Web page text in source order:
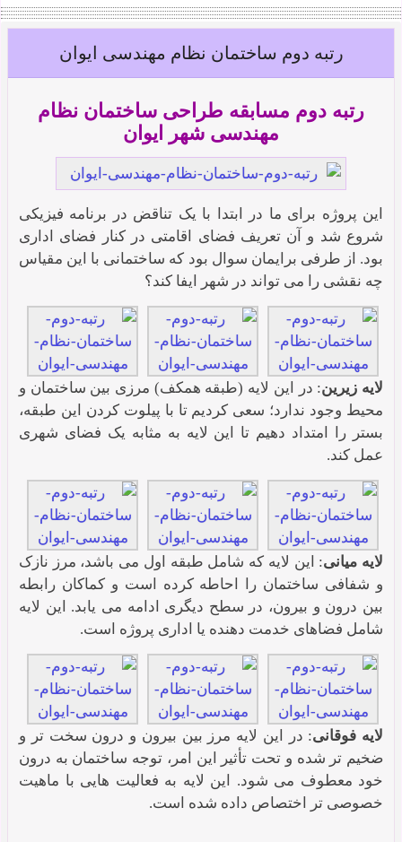
رتبه دوم ساختمان نظام مهندسی ایوان
رتبه دوم مسابقه طراحی ساختمان نظام
مهندسی شهر ایوان
این پروژه برای ما در ابتدا با یک تناقض در برنامه فیزیکی
شروع شد و آن تعریف فضای اقامتی در کنار فضای اداری
بود. از طرفی برایمان سوال بود که ساختمانی با این مقیاس
چه نقشی را می تواند در شهر ایفا کند؟
لایه زیرین: در این لایه (طبقه همکف) مرزی بین ساختمان و
محیط وجود ندارد؛ سعی کردیم تا با پیلوت کردن این طبقه،
بستر را امتداد دهیم تا این لایه به مثابه یک فضای شهری
عمل کند.
لایه میانی: این لایه که شامل طبقه اول می باشد، مرز نازک
و شفافی ساختمان را احاطه کرده است و کماکان رابطه
بین درون و بیرون، در سطح دیگری ادامه می یابد. این لایه
شامل فضاهای خدمت دهنده یا اداری پروژه است.
لایه فوقانی: در این لایه مرز بین بیرون و درون سخت تر و
ضخیم تر شده و تحت تأثیر این امر، توجه ساختمان به درون
خود معطوف می شود. این لایه به فعالیت هایی با ماهیت
خصوصی تر اختصاص داده شده است.